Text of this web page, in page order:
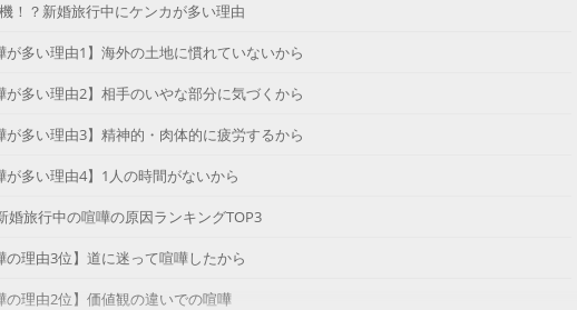
！？新婚旅行中にケンカが多い理由
が多い理由1】海外の土地に慣れていないから
が多い理由2】相手のいやな部分に気づくから
が多い理由3】精神的・肉体的に疲労するから
が多い理由4】1人の時間がないから
婚旅行中の喧嘩の原因ランキングTOP3
の理由3位】道に迷って喧嘩したから
の理由2位】価値観の違いでの喧嘩